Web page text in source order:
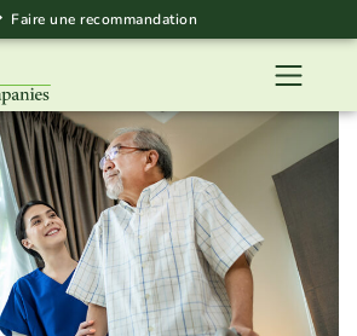
Faire une recommandation